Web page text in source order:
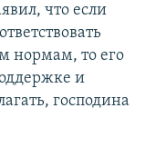
что если
нормам, то его
и
господина